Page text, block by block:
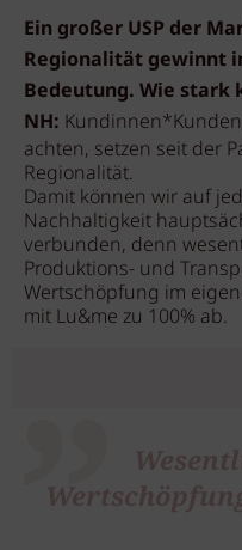
Ein großer USP der
Regionalität gewinnt
Bedeutung. Wie
NH:
achten, setzen seit der
Regionalität.
Damit können wir auf
Nachhaltigkeit
verbunden, denn
Produktions- und
Wertschöpfung im
mit Lu&me zu 100% ab.